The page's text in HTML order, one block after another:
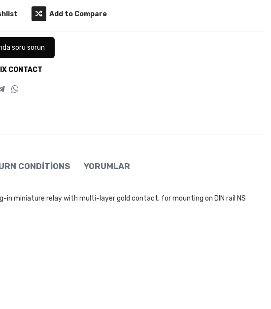
Add to Compare
soru sorun
CONTACT
CONDITIONS YORUMLAR
in miniature relay with multi-layer gold contact, for mounting on DIN rail NS